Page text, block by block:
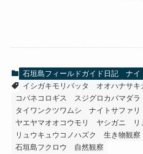
石垣島フィールドガイド日記
ナイ
イシガキモリバッタ
オオハナサキ
コバネコロギス
スジグロカバマダラ
タイワンクツワムシ
ナイトサファリ
ヤエヤマオオコウモリ
ヤシガニ
リ
リュウキュウコノハズク
生き物観察
石垣島フクロウ
自然観察